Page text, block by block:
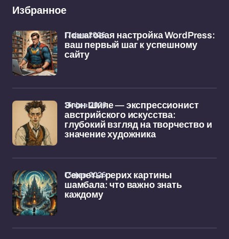
Избранное
Пошаговая настройка WordPress:
ваш первый шаг к успешному
сайту
17 фев 2026
Эгон Шиле — экспрессионист
австрийского искусства:
глубокий взгляд на творчество и
значение художника
16 фев 2026
Секреты рерих картины
шамбала: что важно знать
каждому
13 фев 2026